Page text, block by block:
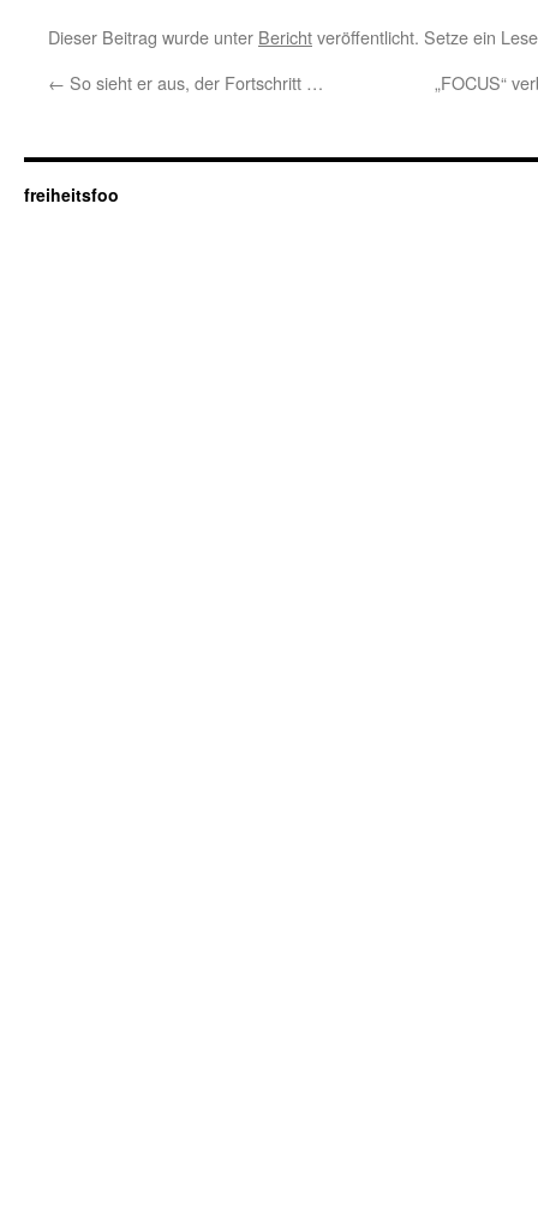
Dieser Beitrag wurde unter Berichtveröffentlicht. Setze ein
← So sieht er aus, der Fortschritt … „FOCUS“
freiheitsfoo